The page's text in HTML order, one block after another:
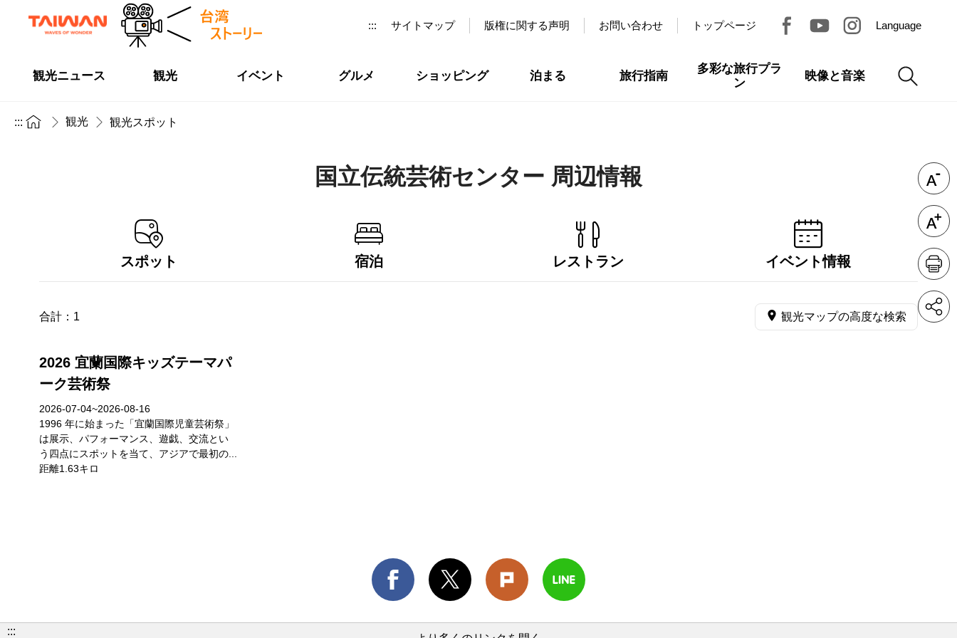
::: サイトマップ 版権に関する声明 お問い合わせ トップページ Language
観光ニュース 観光 イベント グルメ ショッピング 泊まる 旅行指南
多彩な旅行プラ
ン
映像と音楽
::: 観光 観光スポット
国立伝統芸術センター 周辺情報
スポット 宿泊 レストラン イベント情報
合計： 1 観光マップの高度な検索
2026 宜蘭国際キッズテーマパ
ーク芸術祭
2026-07-04~2026-08-16
1996 年に始まった「宜蘭国際児童芸術祭」
は展示、パフォーマンス、遊戯、交流とい
う四点にスポットを当て、アジアで最初の...
距離1.63キロ
:::